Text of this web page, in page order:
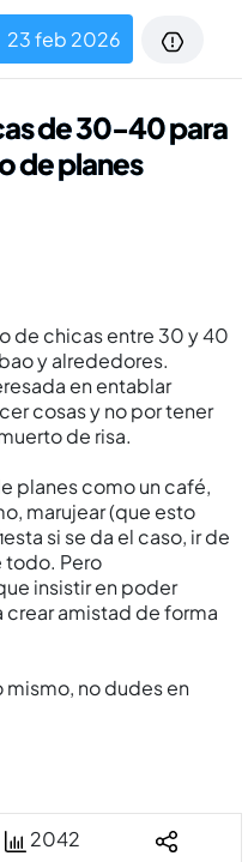
23 feb 2026
de 30-40 para
de planes
de chicas entre 30 y 40
y alrededores.
en entablar
cosas y no por tener
de risa.
planes como un café,
marujear (que esto
si se da el caso, ir de
todo. Pero
insistir en poder
crear amistad de forma
mismo, no dudes en
2042